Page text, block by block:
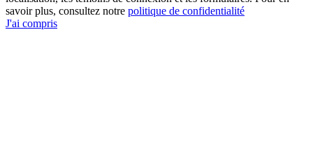
savoir plus, consultez notre politique de confidentialité
J'ai compris